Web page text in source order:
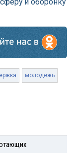
молодежь